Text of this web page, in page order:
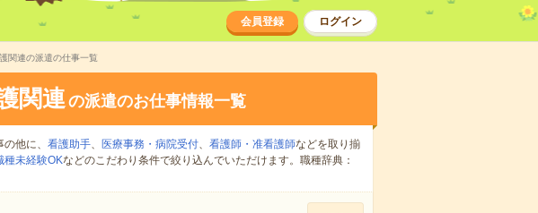
会員登録 ログイン
関連の派遣の仕事一覧
関連の派遣のお仕事情報一覧
他に、 看護助手、 医療事務・病院受付、 看護師・准看護師などを取り揃
種未経験OKなどのこだわり条件で絞り込んでいただけます。職種辞典：